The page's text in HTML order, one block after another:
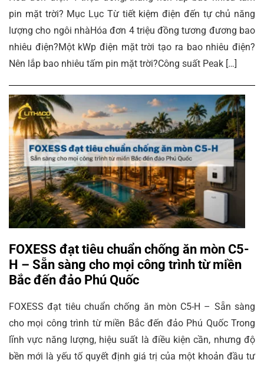
pin mặt trời? Mục Lục Từ tiết kiệm điện đến tự chủ năng
lượng cho ngôi nhàHóa đơn 4 triệu đồng tương đương bao
nhiêu điện?Một kWp điện mặt trời tạo ra bao nhiêu điện?
Nên lắp bao nhiêu tấm pin mặt trời?Công suất Peak […]
FOXESS đạt tiêu chuẩn chống ăn mòn C5-
H – Sẵn sàng cho mọi công trình từ miền
Bắc đến đảo Phú Quốc
FOXESS đạt tiêu chuẩn chống ăn mòn C5-H – Sẵn sàng
cho mọi công trình từ miền Bắc đến đảo Phú Quốc Trong
lĩnh vực năng lượng, hiệu suất là điều kiện cần, nhưng độ
bền mới là yếu tố quyết định giá trị của một khoản đầu tư